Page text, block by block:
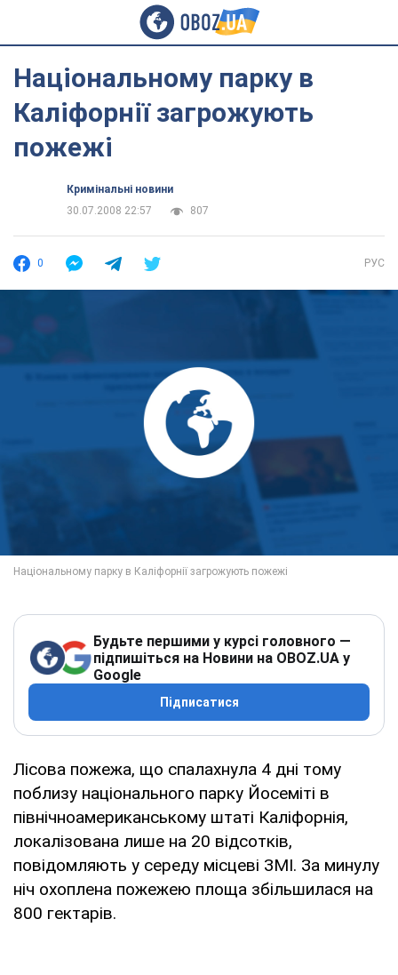
Національному парку в
Каліфорнії загрожують
пожежі
Кримінальні новини
30.07.2008 22:57
807
0 РУС
Будьте першими у курсі головного —
підпишіться на Новини на OBOZ.UA у
Google
Підписатися
Лісова пожежа, що спалахнула 4 дні тому
поблизу національного парку Йосеміті в
північноамериканському штаті Каліфорнія,
локалізована лише на 20 відсотків,
повідомляють у середу місцеві ЗМІ. За минулу
ніч охоплена пожежею площа збільшилася на
800 гектарів.